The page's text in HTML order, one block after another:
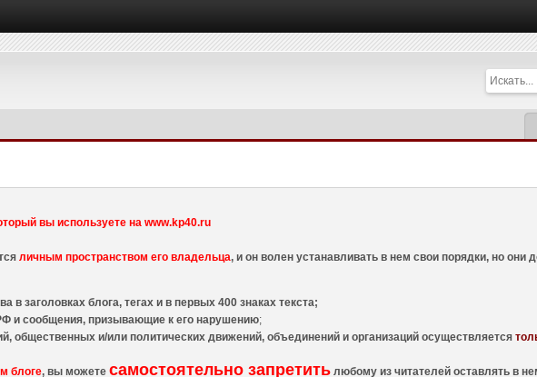
вы используете на www.kp40.ru
личным пространством его владельца, и он волен устанавливать в нем свои порядки, но
заголовках блога, тегах и в первых 400 знаках текста;
и сообщения, призывающие к его нарушению;
общественных и/или политических движений, объединений и организаций осуществляется
блоге, вы можетесамостоятельно запретить любому из читателей оставлять в